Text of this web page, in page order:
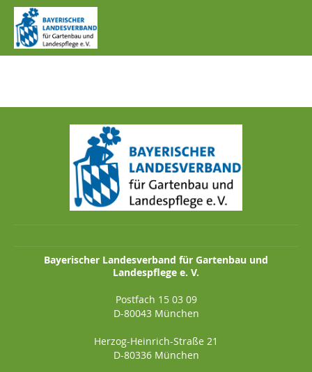
IMG_0309.JPG
Bayerischer Landesverband für Gartenbau und
Landespflege e. V.
Postfach 15 03 09
D-80043 München
Herzog-Heinrich-Straße 21
D-80336 München